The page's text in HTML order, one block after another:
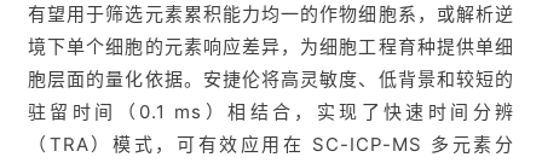
有望用于筛选元素累积能力均一的作物细胞系，或解析逆
境下单个细胞的元素响应差异，为细胞工程育种提供单细
胞层面的量化依据。安捷伦将高灵敏度、低背景和较短的
驻留时间（0.1 ms）相结合，实现了快速时间分辨
（TRA）模式，可有效应用在 SC-ICP-MS 多元素分